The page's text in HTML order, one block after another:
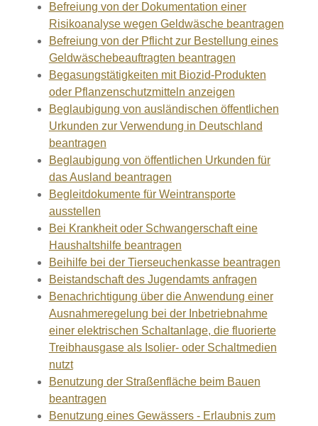
Befreiung von der Dokumentation einer
Risikoanalyse wegen Geldwäsche beantragen
Befreiung von der Pflicht zur Bestellung eines
Geldwäschebeauftragten beantragen
Begasungstätigkeiten mit Biozid-Produkten
oder Pflanzenschutzmitteln anzeigen
Beglaubigung von ausländischen öffentlichen
Urkunden zur Verwendung in Deutschland
beantragen
Beglaubigung von öffentlichen Urkunden für
das Ausland beantragen
Begleitdokumente für Weintransporte
ausstellen
Bei Krankheit oder Schwangerschaft eine
Haushaltshilfe beantragen
Beihilfe bei der Tierseuchenkasse beantragen
Beistandschaft des Jugendamts anfragen
Benachrichtigung über die Anwendung einer
Ausnahmeregelung bei der Inbetriebnahme
einer elektrischen Schaltanlage, die fluorierte
Treibhausgase als Isolier- oder Schaltmedien
nutzt
Benutzung der Straßenfläche beim Bauen
beantragen
Benutzung eines Gewässers - Erlaubnis zum